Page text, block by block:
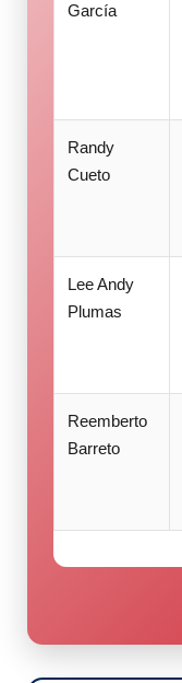
García
Randy
Cueto
Lee Andy
Plumas
Reemberto
Barreto